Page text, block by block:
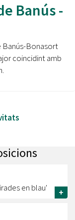
Banús -
Banús-Bonasort
coincidint amb
en blau'
+